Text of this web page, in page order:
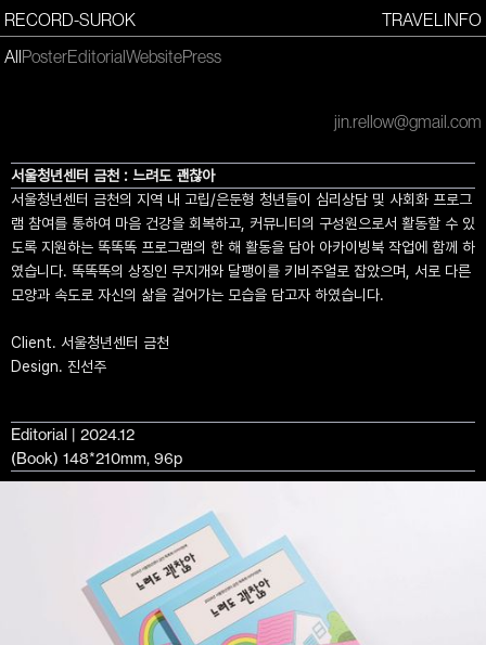
RECORD-SUROK TRAVELINFO
AllPosterEditorialWebsitePress
jin.rellow@gmail.com
서울청년센터 금천 : 느려도 괜찮아
서울청년센터 금천의 지역 내 고립/은둔형 청년들이 심리상담 및 사회화 프로그
램 참여를 통하여 마음 건강을 회복하고, 커뮤니티의 구성원으로서 활동할 수 있
도록 지원하는 똑똑똑 프로그램의 한 해 활동을 담아 아카이빙북 작업에 함께 하
였습니다. 똑똑똑의 상징인 무지개와 달팽이를 키비주얼로 잡았으며, 서로 다른
모양과 속도로 자신의 삶을 걸어가는 모습을 담고자 하였습니다.
Client. 서울청년센터 금천
Design. 진선주
Editorial | 2024.12
(Book) 148*210mm, 96p